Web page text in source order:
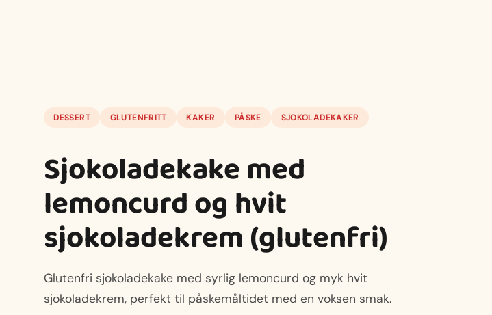
DESSERT GLUTENFRITT KAKER PÅSKE SJOKOLADEKAKER
Sjokoladekake med
lemoncurd og hvit
sjokoladekrem (glutenfri)
Glutenfri sjokoladekake med syrlig lemoncurd og myk hvit
sjokoladekrem, perfekt til påskemåltidet med en voksen smak.